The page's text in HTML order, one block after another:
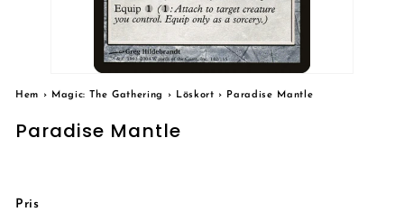
Hem › Magic: The Gathering › Löskort › Paradise Mantle
Paradise Mantle
Pris